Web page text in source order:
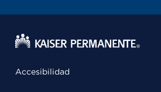
Accesibilidad